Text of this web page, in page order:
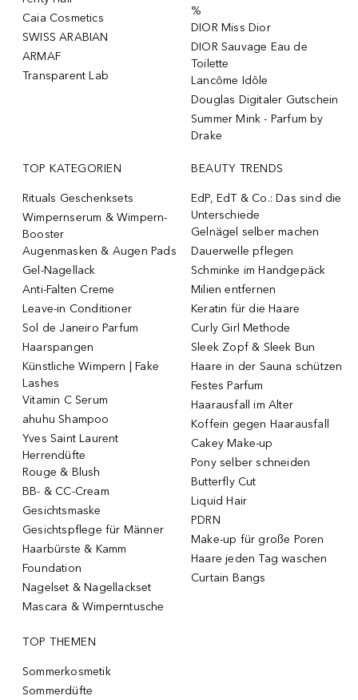
Caia Cosmetics
SWISS ARABIAN
ARMAF
Transparent Lab
%
DIOR Miss Dior
DIOR Sauvage Eau de
Toilette
Lancôme Idôle
Douglas Digitaler Gutschein
Summer Mink - Parfum by
Drake
TOP KATEGORIEN
Rituals Geschenksets
Wimpernserum & Wimpern-
Booster
Augenmasken & Augen Pads
Gel-Nagellack
Anti-Falten Creme
Leave-in Conditioner
Sol de Janeiro Parfum
Haarspangen
Künstliche Wimpern | Fake
Lashes
Vitamin C Serum
ahuhu Shampoo
Yves Saint Laurent
Herrendüfte
Rouge & Blush
BB- & CC-Cream
Gesichtsmaske
Gesichtspflege für Männer
Haarbürste & Kamm
Foundation
Nagelset & Nagellackset
Mascara & Wimperntusche
BEAUTY TRENDS
EdP, EdT & Co.: Das sind die
Unterschiede
Gelnägel selber machen
Dauerwelle pflegen
Schminke im Handgepäck
Milien entfernen
Keratin für die Haare
Curly Girl Methode
Sleek Zopf & Sleek Bun
Haare in der Sauna schützen
Festes Parfum
Haarausfall im Alter
Koffein gegen Haarausfall
Cakey Make-up
Pony selber schneiden
Butterfly Cut
Liquid Hair
PDRN
Make-up für große Poren
Haare jeden Tag waschen
Curtain Bangs
TOP THEMEN
Sommerkosmetik
Sommerdüfte